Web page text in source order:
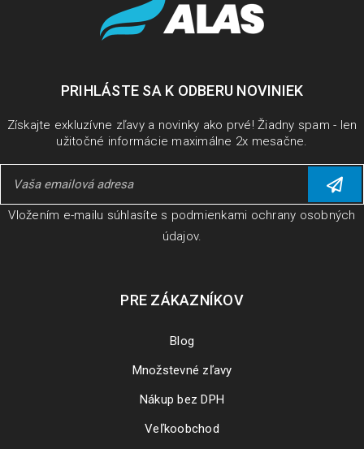
PRIHLÁSTE SA K ODBERU NOVINIEK
Získajte exkluzívne zľavy a novinky ako prvé! Žiadny spam - len
užitočné informácie maximálne 2x mesačne.
Vložením e-mailu súhlasíte s podmienkami ochrany osobných
údajov.
PRE ZÁKAZNÍKOV
Blog
Množstevné zľavy
Nákup bez DPH
Veľkoobchod